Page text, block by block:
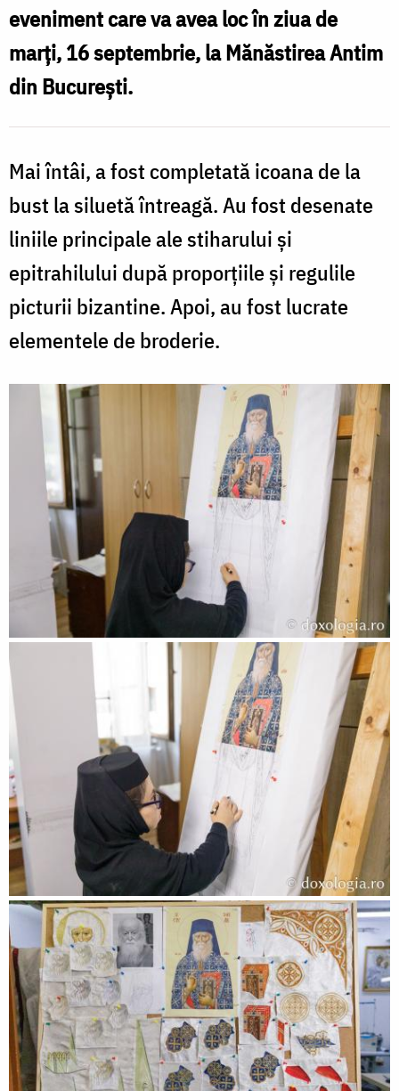
Antim
/
Foto:
pr.
Silviu
eveniment care va avea loc în ziua de
marți, 16 septembrie, la Mănăstirea Antim
din București.
Mai întâi, a fost completată icoana de la
bust la siluetă întreagă. Au fost desenate
liniile principale ale stiharului și
epitrahilului după proporțiile și regulile
picturii bizantine. Apoi, au fost lucrate
elementele de broderie.